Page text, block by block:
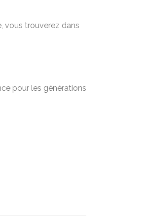
vous trouverez dans
pour les générations